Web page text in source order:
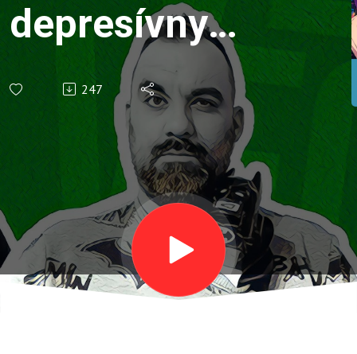
depresívnych
momentov z
anime (OVKV
#213: FO 20)
247